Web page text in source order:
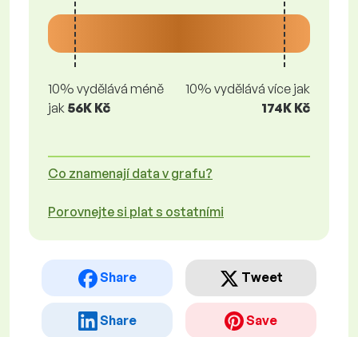
10% vydělává méně
jak 56K Kč
10% vydělává více jak
174K Kč
Co znamenají data v grafu?
Porovnejte si plat s ostatními
Share Tweet
Share Save